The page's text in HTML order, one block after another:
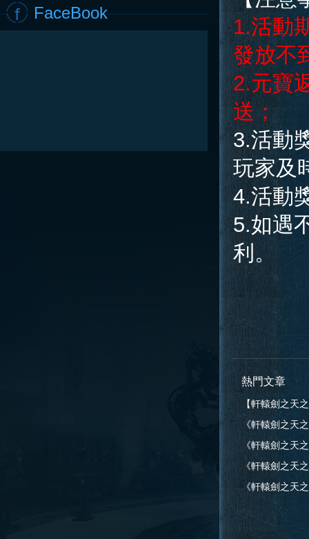
FaceBook
1.活動
發放不
2.元寶
送；
3.活動
玩家及
4.活動
5.如遇
利。
熱門文章
【軒轅劍之天
《軒轅劍之天
告
《軒轅劍之天
告
《軒轅劍之天
告
《軒轅劍之天
公告